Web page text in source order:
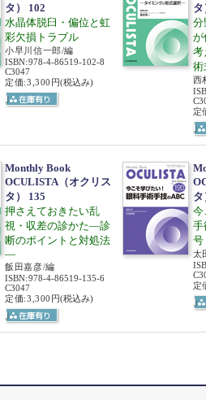
タ） 102
水晶体脱臼・偏位と虹
彩欠損トラブル
小早川信一郎/編
ISBN:978-4-86519-102-8
C3047
定価:3,300円(税込み)
タ
が
考
西
定
Monthly Book
OCULISTA（オクリス
タ） 135
押さえておきたい乱
視・収差の診かた―診
断のポイントと対処法
―
飯田嘉彦/編
ISBN:978-4-86519-135-6
C3047
定価:3,300円(税込み)
タ
今
手
号
太
定